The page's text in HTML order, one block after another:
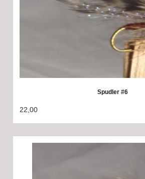
Spudler #6
22,00